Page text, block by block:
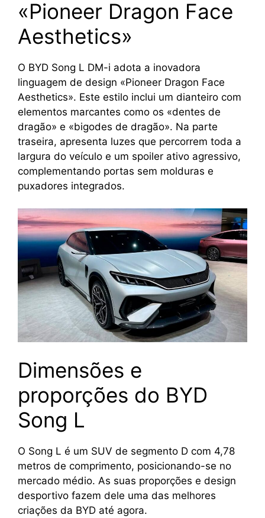
«Pioneer Dragon Face
Aesthetics»
O BYD Song L DM-i adota a inovadora
linguagem de design «Pioneer Dragon Face
Aesthetics». Este estilo inclui um dianteiro com
elementos marcantes como os «dentes de
dragão» e «bigodes de dragão». Na parte
traseira, apresenta luzes que percorrem toda a
largura do veículo e um spoiler ativo agressivo,
complementando portas sem molduras e
puxadores integrados.
Dimensões e
proporções do BYD
Song L
O Song L é um SUV de segmento D com 4,78
metros de comprimento, posicionando-se no
mercado médio. As suas proporções e design
desportivo fazem dele uma das melhores
criações da BYD até agora.